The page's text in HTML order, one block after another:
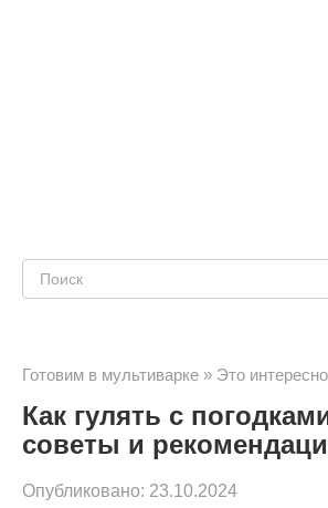
Поиск:
Готовим в мультиварке » Это интересно
Как гулять с
советы и
Опубликовано: 23.10.2024